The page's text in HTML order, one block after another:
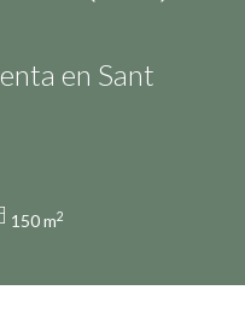
en Sant
150 m2